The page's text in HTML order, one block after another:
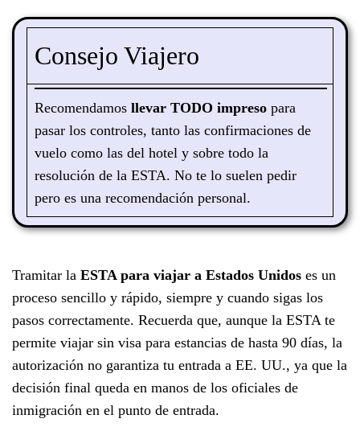
Consejo Viajero
Recomendamos llevar TODO impreso para
pasar los controles, tanto las confirmaciones de
vuelo como las del hotel y sobre todo la
resolución de la ESTA. No te lo suelen pedir
pero es una recomendación personal.
Tramitar la ESTA para viajar a Estados Unidos es un
proceso sencillo y rápido, siempre y cuando sigas los
pasos correctamente. Recuerda que, aunque la ESTA te
permite viajar sin visa para estancias de hasta 90 días, la
autorización no garantiza tu entrada a EE. UU., ya que la
decisión final queda en manos de los oficiales de
inmigración en el punto de entrada.